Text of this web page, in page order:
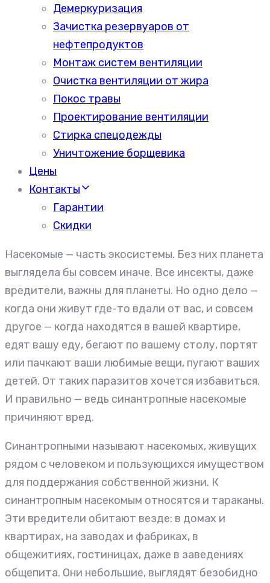
Демеркуризация
Зачистка резервуаров от
нефтепродуктов
Монтаж систем вентиляции
Очистка вентиляции от жира
Покос травы
Проектирование вентиляции
Стирка спецодежды
Уничтожение борщевика
Цены
Контакты
Гарантии
Скидки
Насекомые — часть экосистемы. Без них планета
выглядела бы совсем иначе. Все инсекты, даже
вредители, важны для планеты. Но одно дело —
когда они живут где-то вдали от вас, и совсем
другое — когда находятся в вашей квартире,
едят вашу еду, бегают по вашему столу, портят
или пачкают ваши любимые вещи, пугают ваших
детей. От таких паразитов хочется избавиться.
И правильно — ведь синантропные насекомые
причиняют вред.
Синантропными называют насекомых, живущих
рядом с человеком и пользующихся имуществом
для поддержания собственной жизни. К
синантропным насекомым относятся и тараканы.
Эти вредители обитают везде: в домах и
квартирах, на заводах и фабриках, в
общежитиях, гостиницах, даже в заведениях
общепита. Они небольшие, выглядят безобидно